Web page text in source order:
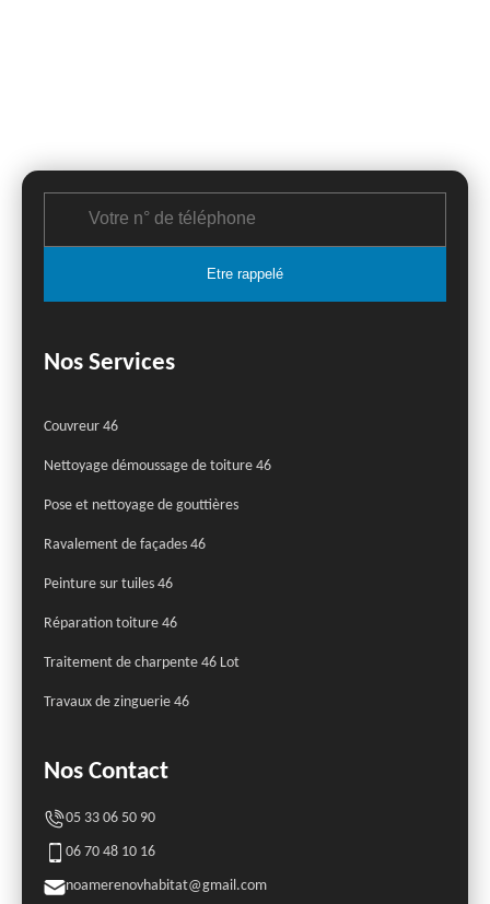
Nos Services
Couvreur 46
Nettoyage démoussage de toiture 46
Pose et nettoyage de gouttières
Ravalement de façades 46
Peinture sur tuiles 46
Réparation toiture 46
Traitement de charpente 46 Lot
Travaux de zinguerie 46
Nos Contact
05 33 06 50 90
06 70 48 10 16
noamerenovhabitat@gmail.com